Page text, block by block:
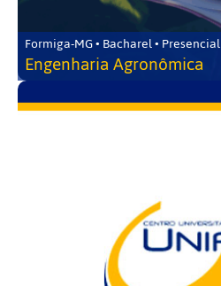
Formiga-MG • Bacharel • Presencial
Engenharia Agronômica